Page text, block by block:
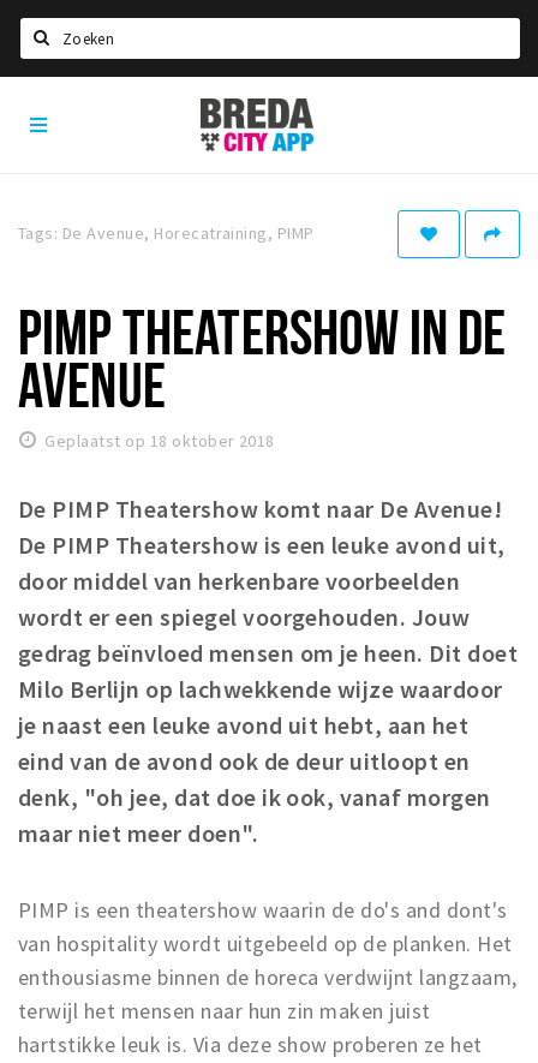
Home
Eten
Drinken
Slapen
Winkels
Winkelgebieden
Parkeren
Bezienswaardigheden
Musea, theaters & podia
Uitjes & activiteiten
Toeristische routes
Natuurgebieden
Sport
Privacy
Inloggen
Breda
City
App
Tags: De Avenue, Horecatraining, PIMP
PIMP THEATERSHOW IN DE
AVENUE
Geplaatst op 18 oktober 2018
De PIMP Theatershow komt naar De Avenue!
De PIMP Theatershow is een leuke avond uit,
door middel van herkenbare voorbeelden
wordt er een spiegel voorgehouden. Jouw
gedrag beïnvloed mensen om je heen. Dit doet
Milo Berlijn op lachwekkende wijze waardoor
je naast een leuke avond uit hebt, aan het
eind van de avond ook de deur uitloopt en
denk, "oh jee, dat doe ik ook, vanaf morgen
maar niet meer doen".
PIMP is een theatershow waarin de do's and dont's
van hospitality wordt uitgebeeld op de planken. Het
enthousiasme binnen de horeca verdwijnt langzaam,
terwijl het mensen naar hun zin maken juist
hartstikke leuk is. Via deze show proberen ze het